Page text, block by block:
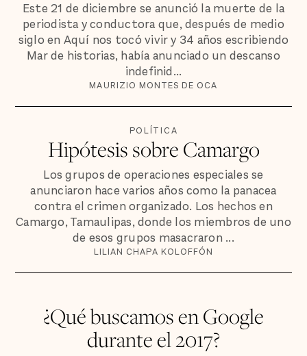
Este 21 de diciembre se anunció la muerte de la
periodista y conductora que, después de medio
siglo en Aquí nos tocó vivir y 34 años escribiendo
Mar de historias, había anunciado un descanso
indefinid...
MAURIZIO MONTES DE OCA
POLÍTICA
Hipótesis sobre Camargo
Los grupos de operaciones especiales se
anunciaron hace varios años como la panacea
contra el crimen organizado. Los hechos en
Camargo, Tamaulipas, donde los miembros de uno
de esos grupos masacraron ...
LILIAN CHAPA KOLOFFÓN
¿Qué buscamos en Google
durante el 2017?